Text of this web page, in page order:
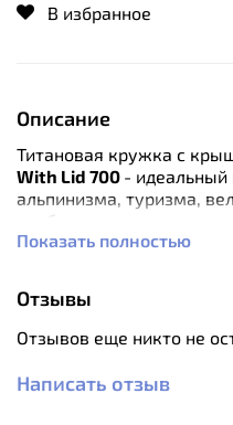
В избранное
Описание
Титановая кружкa с
With Lid 700 - идеальный
альпинизма, туризма,
необходима тем, кто
своего снаряжения.
Особенности:
Изготовлена из
Удобна для
путешествиях и во
к коррозии и
Показать полностью
Отзывы
Отзывов еще никто не
Написать отзыв